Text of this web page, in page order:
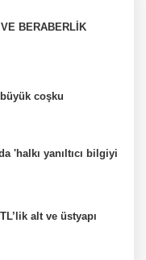
BERABERLİK
coşku
'halkı yanıltıcı bilgiyi
alt ve üstyapı